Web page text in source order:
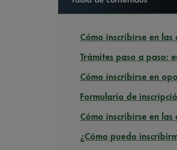
Cómo inscribirse en
Trámites paso a paso:
Cómo inscribirse en
Formulario de
Cómo inscribirse en
¿Cómo puedo